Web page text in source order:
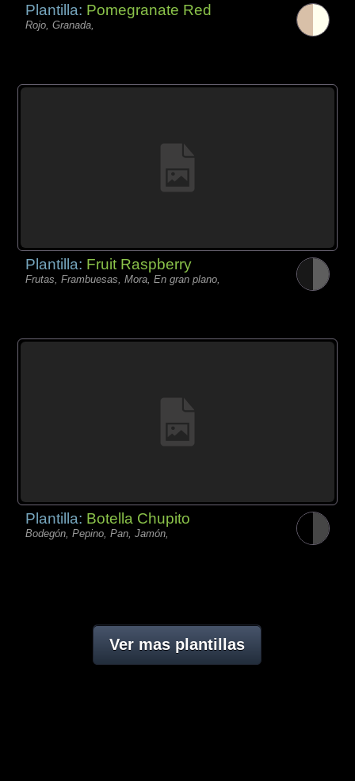
Plantilla: Pomegranate Red
Rojo, Granada,
Plantilla: Fruit Raspberry
Frutas, Frambuesas, Mora, En gran plano,
Plantilla: Botella Chupito
Bodegón, Pepino, Pan, Jamón,
Ver mas plantillas